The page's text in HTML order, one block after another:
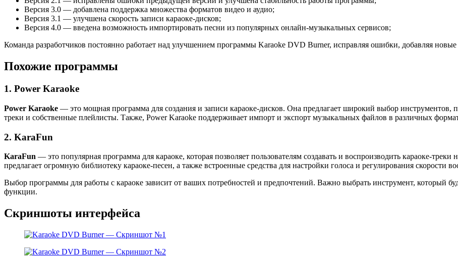
Версия 3.0 — добавлена поддержка множества форматов видео и аудио;
Версия 3.1 — улучшена скорость записи караоке-дисков;
Версия 4.0 — введена возможность импортировать песни из популярных онлайн-музыкальных сервисов;
Команда разработчиков постоянно работает над улучшением программы Karaoke DVD Burner, исправляя ошибки, добавляя
Похожие программы
1. Power Karaoke
Power Karaoke — это мощная программа для создания и записи караоке-дисков. Она предлагает широкий выбор инструментов,
треки и собственные плейлисты. Также, Power Karaoke поддерживает импорт и экспорт музыкальных файлов в различных
2. KaraFun
KaraFun — это популярная программа для караоке, которая позволяет пользователям создавать и воспроизводить караоке-
предлагает огромную библиотеку караоке-песен, а также встроенные средства для настройки голоса и регулирования скорости
Выбор программы для работы с караоке зависит от ваших потребностей и предпочтений. Важно выбрать инструмент, который
функции.
Скриншоты интерфейса